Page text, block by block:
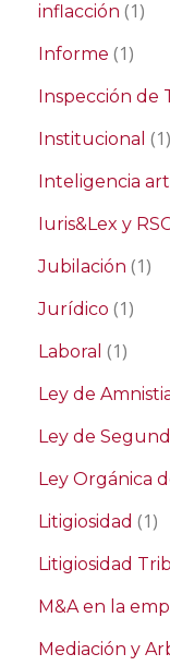
inflacción (1)
Informe (1)
Inspección de
Institucional (1)
Inteligencia
Iuris&Lex y
Jubilación (1)
Jurídico (1)
Laboral (1)
Ley de
Ley de
Ley Orgánica
Litigiosidad (1)
Litigiosidad
M&A en la
Mediación y